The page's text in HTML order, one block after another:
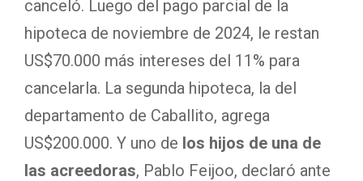
canceló. Luego del pago parcial de la
hipoteca de noviembre de 2024, le restan
US$70.000 más intereses del 11% para
cancelarla. La segunda hipoteca, la del
departamento de Caballito, agrega
US$200.000. Y uno de los hijos de una de
las acreedoras, Pablo Feijoo, declaró ante